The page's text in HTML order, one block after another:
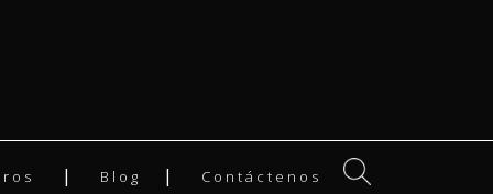
Blog Contáctenos